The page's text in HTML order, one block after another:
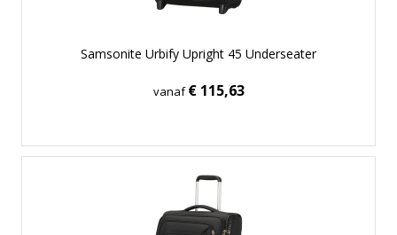
Samsonite Urbify Upright 45 Underseater
vanaf€ 115,63